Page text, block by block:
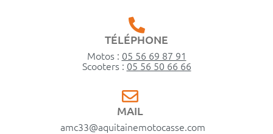
TÉLÉPHONE
Motos : 05 56 69 87 91
Scooters : 05 56 50 66 66
MAIL
amc33@aquitainemotocasse.com